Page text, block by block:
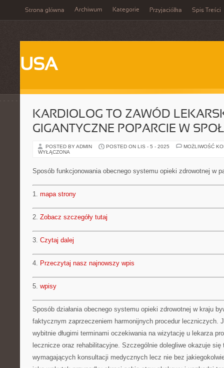
Strona główna Archiwum Kategorie Przyjaciółka Spis Treści
USA
KARDIOLOG TO ZAWÓD
GIGANTYCZNE POPARCIE W
POSTED BY ADMIN POSTED ON LIS - 5 - 2025
MOŻLIWOŚĆ
WYŁĄCZONA
Sposób funkcjonowania obecnego systemu opieki zdrowotnej w
1. mapa strony
2. Zobacz szczegóły tutaj
3. Czytaj dalej
4. Przeczytaj nasz najnowszy wpis
5. wpisy
Sposób działania obecnego systemu opieki zdrowotnej w kraju
faktycznym zaprzeczeniem harmonijnych procedur leczniczych.
wybitnie długimi terminami oczekiwania na wizytację u lekarza
lecznicze oraz rehabilitacyjne. Szczególnie dolegliwe okazuje się
wymagających konsultacji medycznych lecz nie bez